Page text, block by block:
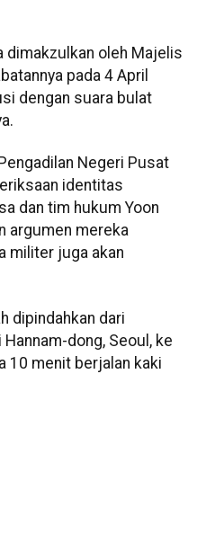
dimakzulkan oleh Majelis
pada 4 April
dengan suara bulat
Negeri Pusat
identitas
dan tim hukum Yoon
argumen mereka
militer juga akan
dipindahkan dari
dong, Seoul, ke
10 menit berjalan kaki